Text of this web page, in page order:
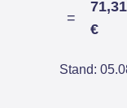
=
71,31
€
Stand: